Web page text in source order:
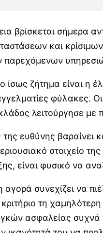
βρίσκεται σήμερα
και
παρεχόμενων
ίσως ζήτημα είναι η
φύλακες.
λειτούργησε με
της ευθύνης βαραίνει
στοιχείο
είναι φυσικό να
αγορά συνεχίζει να
τη
ασφαλείας συχνά